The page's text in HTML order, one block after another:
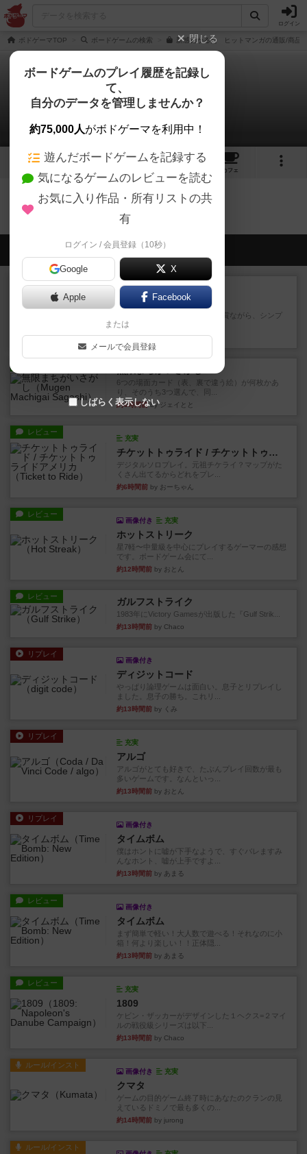
ログイン
ボドゲーマTOP ボードゲームの検索 新感覚かるた ヒットマンガの通販/商品
ヒットマンガ
0件のリプレイ日記
3 17
カフェ
ヒットマンガのトップに戻る
会員の新しい投稿
レビュー
花火
ずっと前のドイツ年間ゲーム大賞ながら、シンプ
ルで簡単な小ゲームで今でも...
約2時間前by tamio
6つの場面カード（表、裏で違う絵）が何枚かあ
り、そのうち3つ選んで、同...
約4時間前by ジェイとと
レビュー
充実
チケットトゥライド / チケットトゥライドアメリカ
デジタルソロプレイ。元祖チケライ？マップがた
くさん出てるからどれをプレ...
約6時間前 by おーちゃん
レビュー
画像付き 充実
ホットストリーク
星7軽〜中量級を中心にプレイするゲーマーの感想
です。ボードゲーム会にて...
約12時間前 by おとん
レビュー ガルフストライク
1983年にVictory Gamesが出版した『Gulf Strik...
約13時間前 by Chaco
リプレイ
画像付き
ディジットコード
やっぱり論理ゲームは面白い。息子とリプレイし
ました。息子の勝ち。これリ...
約13時間前 by くみ
リプレイ
充実
アルゴ
アルゴがとても好きで、たぶんプレイ回数が最も
多いゲームです。なんといっ...
約13時間前 by おとん
リプレイ
画像付き
タイムボム
僕はホントに嘘が下手なようで、すぐバレますみ
んなホント、嘘が上手ですよ...
約13時間前 by あまる
レビュー
画像付き
タイムボム
まず簡単で軽い！大人数で遊べる！それなのに小
箱！何より楽しい！！正体隠...
約13時間前 by あまる
レビュー
充実
1809
ケビン・ザッカーがデザインした１ヘクス=２マイ
ルの戦役級シリーズは以下...
約13時間前 by Chaco
ルール/インスト
画像付き 充実
クマタ
ゲームの目的ゲーム終了時にあなたのクランの見
えているドミノで最も多くの...
約14時間前 by jurong
ルール/インスト
閉じる
ボードゲームのプレイ履歴を記録し
て、
自分のデータを管理しませんか？
約75,000人がボドゲーマを利用中！
遊んだボードゲームを記録する
気になるゲームのレビューを読む
お気に入り作品・所有リストの共
有
ログイン / 会員登録（10秒）
Google X
Apple Facebook
または
メールで会員登録
しばらく表示しない